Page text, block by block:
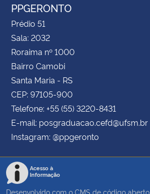
PPGERONTO
Prédio 51
Sala: 2032
Roraima nº 1000
Bairro Camobi
Santa Maria - RS
CEP: 97105-900
Telefone: +55 (55) 3220-8431
E-mail: posgraduacao.cefd@ufsm.br
Instagram: @ppgeronto
Acesso à
Informação
Desenvolvido com o CMS de código aberto